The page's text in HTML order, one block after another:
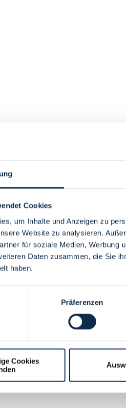
Cookies
um Inhalte und Anzeigen zu
Website zu analysieren.
für soziale Medien, Werbung
Daten zusammen, die Sie
haben.
Präferenzen
Cookies